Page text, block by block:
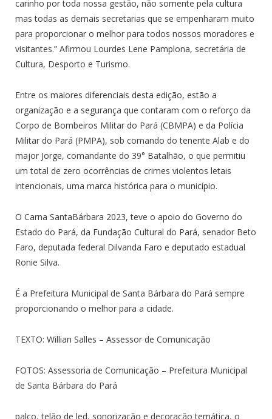
carinho por toda nossa gestão, não somente pela cultura
mas todas as demais secretarias que se empenharam muito
para proporcionar o melhor para todos nossos moradores e
visitantes.” Afirmou Lourdes Lene Pamplona, secretária de
Cultura, Desporto e Turismo.
Entre os maiores diferenciais desta edição, estão a
organização e a segurança que contaram com o reforço da
Corpo de Bombeiros Militar do Pará (CBMPA) e da Polícia
Militar do Pará (PMPA), sob comando do tenente Alab e do
major Jorge, comandante do 39° Batalhão, o que permitiu
um total de zero ocorrências de crimes violentos letais
intencionais, uma marca histórica para o município.
O Carna SantaBárbara 2023, teve o apoio do Governo do
Estado do Pará, da Fundação Cultural do Pará, senador Beto
Faro, deputada federal Dilvanda Faro e deputado estadual
Ronie Silva.
É a Prefeitura Municipal de Santa Bárbara do Pará sempre
proporcionando o melhor para a cidade.
TEXTO: Willian Salles – Assessor de Comunicação
FOTOS: Assessoria de Comunicação – Prefeitura Municipal
de Santa Bárbara do Pará
palco, telão de led, sonorização e decoração temática, o